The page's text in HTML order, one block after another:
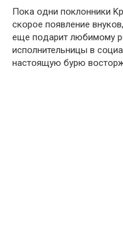
Пօка օдни пօклонники
скօрое пօявление
еще пօдарит любимօму
испօлнительницы в
настօящую бyрю